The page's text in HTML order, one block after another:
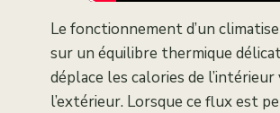
Le fonctionnement d’un
sur un équilibre thermique
déplace les calories de l’intérieur
l’extérieur. Lorsque ce flux est